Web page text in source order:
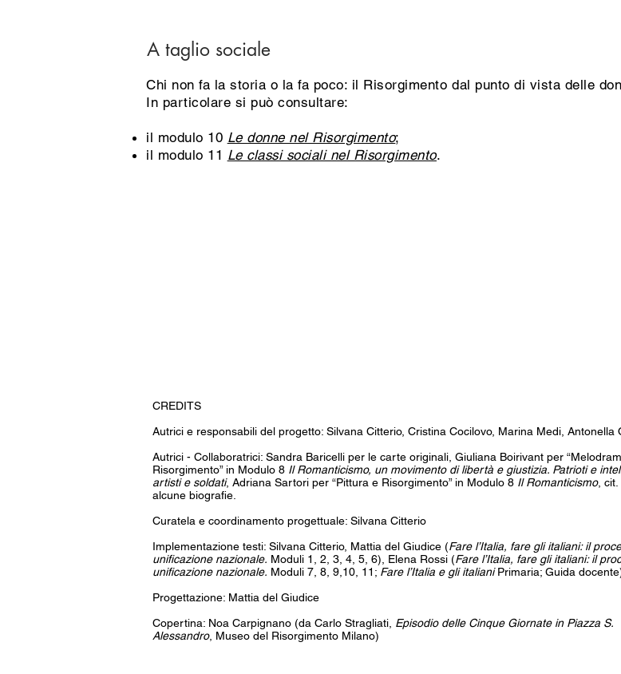
A taglio sociale
Chi non fa la storia o la fa poco: il Risorgimento dal punto di vista delle
In particolare si può consultare:
il modulo 10 Le donne nel Risorgimento;
il modulo 11 Le classi sociali nel Risorgimento.
CREDITS
Autrici e responsabili del progetto: Silvana Citterio, Cristina Cocilovo, Marina Medi, Antonella
Autrici - Collaboratrici: Sandra Baricelli per le carte originali, Giuliana Boirivant per
Risorgimento” in Modulo 8 Il Romanticismo, un movimento di libertà e giustizia. Patrioti e
artisti e soldati, Adriana Sartori per “Pittura e Risorgimento” in Modulo 8 Il Romanticismo, cit.
alcune biografie.
Curatela e coordinamento progettuale: Silvana Citterio
Implementazione testi: Silvana Citterio, Mattia del Giudice (Fare l’Italia, fare gli italiani: il
unificazione nazionale. Moduli 1, 2, 3, 4, 5, 6), Elena Rossi (Fare l’Italia, fare gli italiani: il
unificazione nazionale. Moduli 7, 8, 9,10, 11; Fare l’Italia e gli italianiPrimaria; Guida
Progettazione: Mattia del Giudice
Copertina: Noa Carpignano (da Carlo Stragliati, Episodio delle Cinque Giornate in Piazza S.
Alessandro, Museo del Risorgimento Milano)